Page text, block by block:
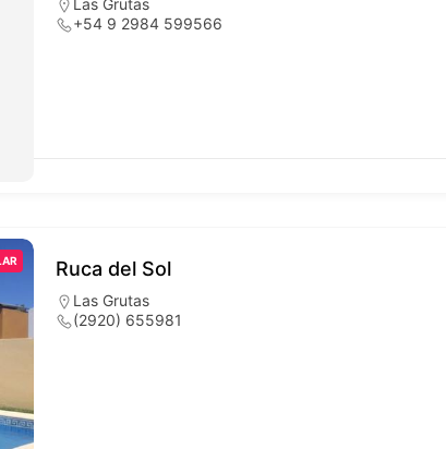
Las Grutas
+54 9 2984 599566
Ruca del Sol
Las Grutas
(2920) 655981